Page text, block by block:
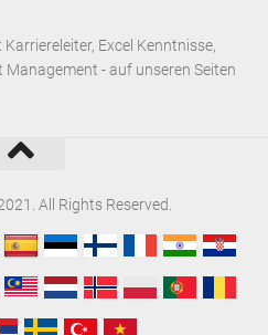
Excel Kenntnisse,
- auf unseren Seiten
All Rights Reserved.